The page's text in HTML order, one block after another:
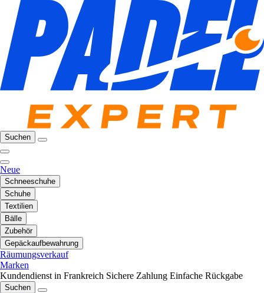
Suchen
Neue
Schneeschuhe
Schuhe
Textilien
Bälle
Zubehör
Gepäckaufbewahrung
Räumungsverkauf
Marken
Kundendienst in Frankreich Sichere Zahlung Einfache Rückgabe
Suchen